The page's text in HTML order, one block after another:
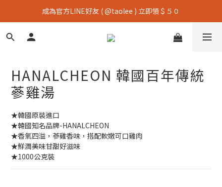
成為官方LINE好友 ( @taolee ) 立即領＄５０
HANALCHEON 韓國百年傳統
蔘雞湯
★韓國原裝進口
★韓國知名品牌-HANALCHEON
★香氣四溢，蔘雞香味，搭配軟嫩可口雞肉
★鮮潤美味甘甜好滋味
★1000公克裝